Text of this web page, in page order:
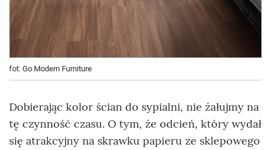
fot. Go Modern Furniture
Dobierając kolor ścian do sypialni, nie żałujmy na
tę czynność czasu. O tym, że odcień, który wydał
się atrakcyjny na skrawku papieru ze sklepowego